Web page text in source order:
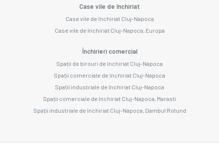
Case vile de închiriat
Case vile de închiriat Cluj-Napoca
Case vile de închiriat Cluj-Napoca, Europa
Închirieri comercial
Spații de birouri de închiriat Cluj-Napoca
Spații comerciale de închiriat Cluj-Napoca
Spații industriale de închiriat Cluj-Napoca
Spații comerciale de închiriat Cluj-Napoca, Marasti
Spații industriale de închiriat Cluj-Napoca, Dambul Rotund